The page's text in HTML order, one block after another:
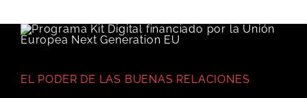
EL PODER DE LAS BUENAS RELACIONES